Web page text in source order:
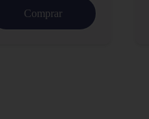
Comprar